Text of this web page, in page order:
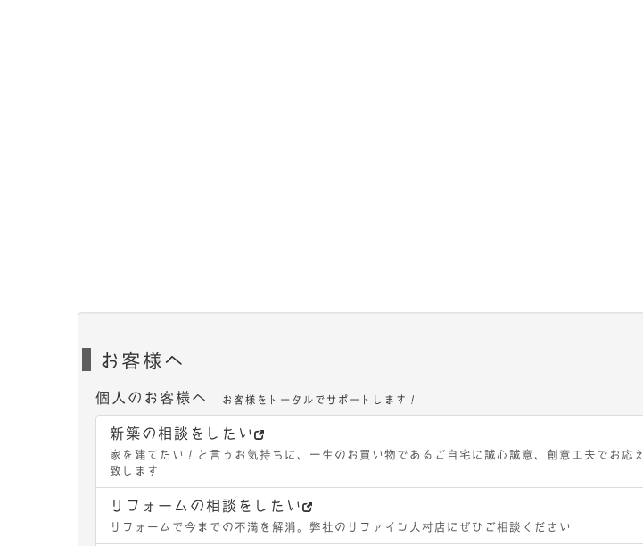
お客様へ
個人のお客様へ お客様をトータルでサポートします！
新築の相談をしたい
家を建てたい！と言うお気持ちに、一生のお買い物であるご自宅に誠心誠意、創意工夫でお応え
致します
リフォームの相談をしたい
リフォームで今までの不満を解消。弊社のリファイン大村店にぜひご相談ください